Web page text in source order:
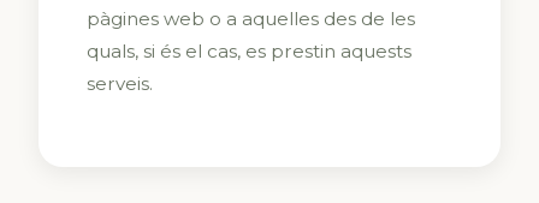
pàgines web o a aquelles des de les
quals, si és el cas, es prestin aquests
serveis.